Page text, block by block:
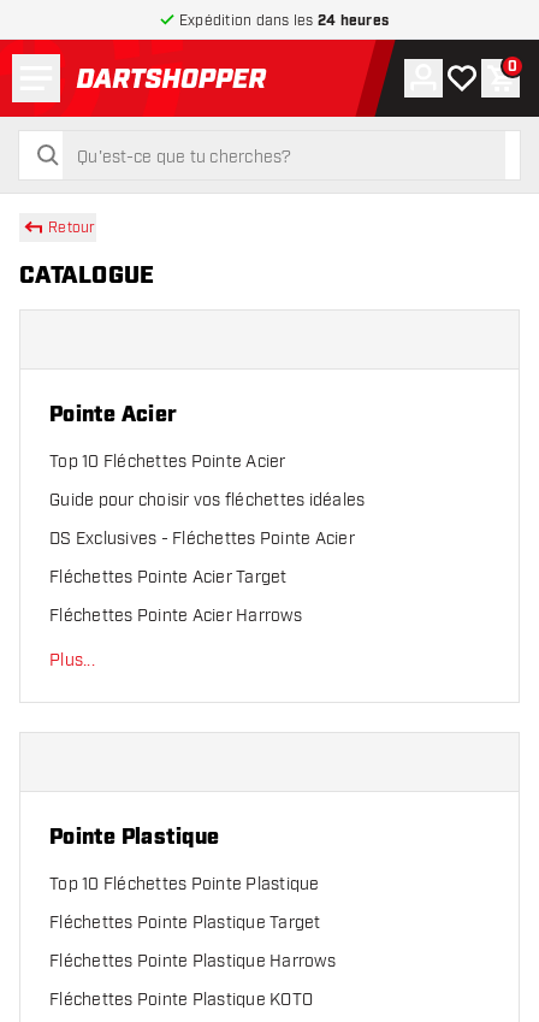
Expédition dans les 24 heures
retour à la page d’accueil
rechercher
rechercher
Compte
Ma liste0
Retour
CATALOGUE
Pointe Acier
Top 10 Fléchettes Pointe Acier
Guide pour choisir vos fléchettes idéales
DS Exclusives - Fléchettes Pointe Acier
Fléchettes Pointe Acier Target
Fléchettes Pointe Acier Harrows
Plus...
Pointe Plastique
Top 10 Fléchettes Pointe Plastique
Fléchettes Pointe Plastique Target
Fléchettes Pointe Plastique Harrows
Fléchettes Pointe Plastique KOTO